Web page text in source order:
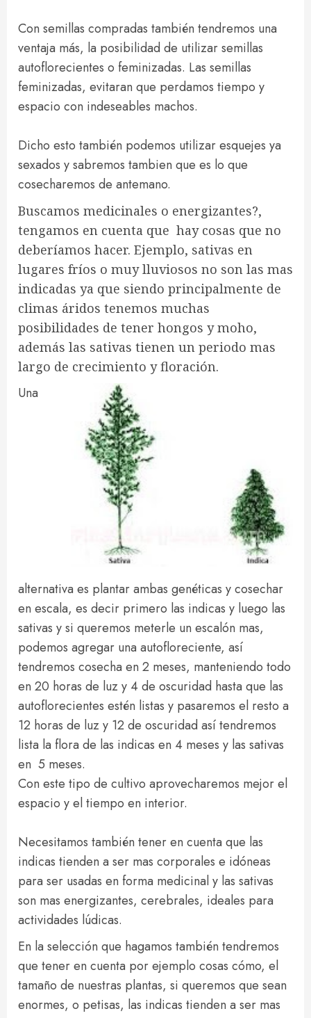
Con semillas compradas también tendremos una
ventaja más, la posibilidad de utilizar semillas
autoflorecientes o feminizadas. Las semillas
feminizadas, evitaran que perdamos tiempo y
espacio con indeseables machos.
Dicho esto también podemos utilizar esquejes ya
sexados y sabremos tambien que es lo que
cosecharemos de antemano.
Buscamos medicinales o energizantes?,
tengamos en cuenta que hay cosas que no
deberíamos hacer. Ejemplo, sativas en
lugares fríos o muy lluviosos no son las mas
indicadas ya que siendo principalmente de
climas áridos tenemos muchas
posibilidades de tener hongos y moho,
además las sativas tienen un periodo mas
largo de crecimiento y floración.
Una
alternativa es plantar ambas genéticas y cosechar
en escala, es decir primero las indicas y luego las
sativas y si queremos meterle un escalón mas,
podemos agregar una autofloreciente, así
tendremos cosecha en 2 meses, manteniendo todo
en 20 horas de luz y 4 de oscuridad hasta que las
autoflorecientes estén listas y pasaremos el resto a
12 horas de luz y 12 de oscuridad así tendremos
lista la flora de las indicas en 4 meses y las sativas
en 5 meses.
Con este tipo de cultivo aprovecharemos mejor el
espacio y el tiempo en interior.
Necesitamos también tener en cuenta que las
indicas tienden a ser mas corporales e idóneas
para ser usadas en forma medicinal y las sativas
son mas energizantes, cerebrales, ideales para
actividades lúdicas.
En la selección que hagamos también tendremos
que tener en cuenta por ejemplo cosas cómo, el
tamaño de nuestras plantas, si queremos que sean
enormes, o petisas, las indicas tienden a ser mas